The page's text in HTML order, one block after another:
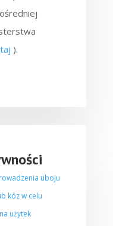
).
uboju
kóz w celu
użytek